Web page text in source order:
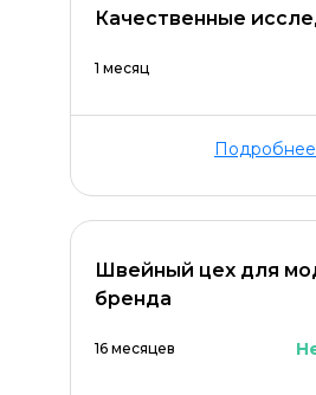
Качественные
1 месяц
Подробнее
Швейный цех для
бренда
16 месяцев